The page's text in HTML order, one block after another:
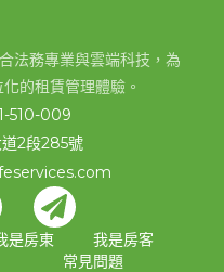
法務專業與雲端科技，為
的租賃管理體驗。
510-009
2段285號
是房東
我是房客
常見問題